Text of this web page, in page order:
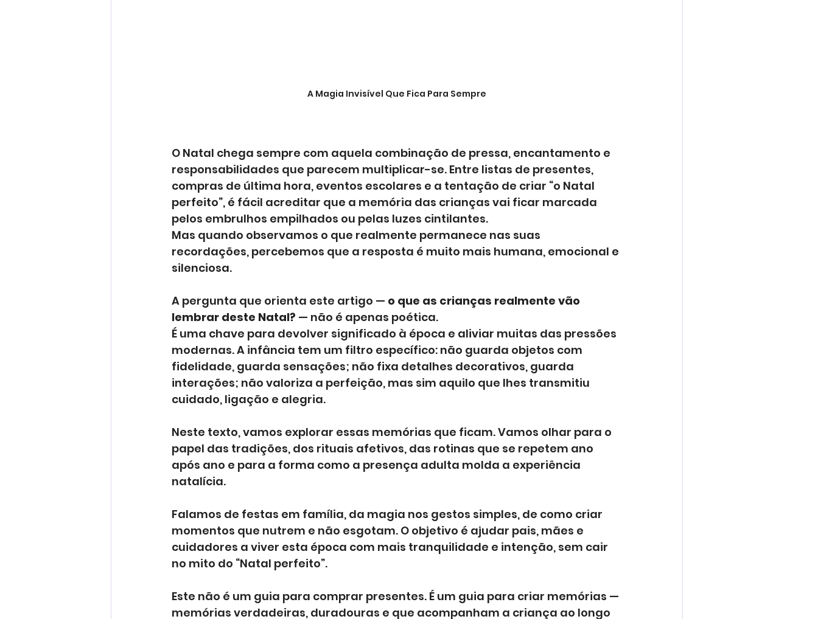
A Magia Invisível Que Fica Para Sempre
O Natal chega sempre com aquela combinação de pressa, encantamento e
responsabilidades que parecem multiplicar-se. Entre listas de presentes,
compras de última hora, eventos escolares e a tentação de criar “o Natal
perfeito”, é fácil acreditar que a memória das crianças vai ficar marcada
pelos embrulhos empilhados ou pelas luzes cintilantes.
Mas quando observamos o que realmente permanece nas suas
recordações, percebemos que a resposta é muito mais humana, emocional e
silenciosa.
A pergunta que orienta este artigo — o que as crianças realmente vão
lembrar deste Natal? — não é apenas poética.
É uma chave para devolver significado à época e aliviar muitas das pressões
modernas. A infância tem um filtro específico: não guarda objetos com
fidelidade, guarda sensações; não fixa detalhes decorativos, guarda
interações; não valoriza a perfeição, mas sim aquilo que lhes transmitiu
cuidado, ligação e alegria.
Neste texto, vamos explorar essas memórias que ficam. Vamos olhar para o
papel das tradições, dos rituais afetivos, das rotinas que se repetem ano
após ano e para a forma como a presença adulta molda a experiência
natalícia.
Falamos de festas em família, da magia nos gestos simples, de como criar
momentos que nutrem e não esgotam. O objetivo é ajudar pais, mães e
cuidadores a viver esta época com mais tranquilidade e intenção, sem cair
no mito do “Natal perfeito”.
Este não é um guia para comprar presentes. É um guia para criar memórias —
memórias verdadeiras, duradouras e que acompanham a criança ao longo